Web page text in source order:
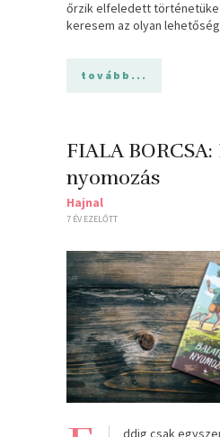
őrzik elfeledett
keresem az olyan
tovább...
FIALA
nyomozás
Hajnal
7 ÉV EZELŐTT
ddig csak